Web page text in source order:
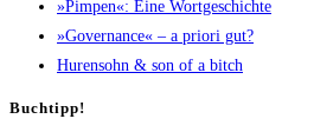
»Pim­pen«: Eine Wortgeschichte
»Gover­nan­ce« – a prio­ri gut?
Huren­sohn & son of a bitch
Buch­tipp!